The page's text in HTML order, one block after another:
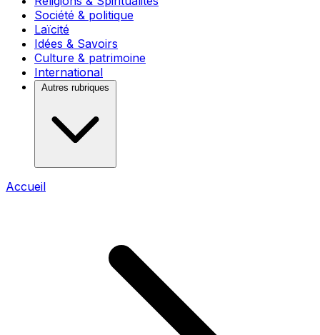
Société & politique
Laïcité
Idées & Savoirs
Culture & patrimoine
International
Autres rubriques
Accueil